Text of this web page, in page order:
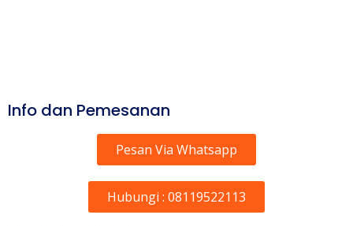
Info dan Pemesanan
Pesan Via Whatsapp
Hubungi : 08119522113